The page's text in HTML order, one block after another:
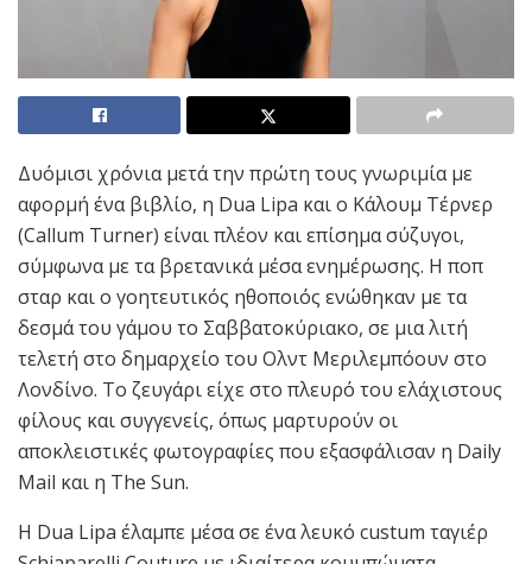
Δυόμισι χρόνια μετά την πρώτη τους γνωριμία με
αφορμή ένα βιβλίο, η Dua Lipa και ο Κάλουμ Τέρνερ
(Callum Turner) είναι πλέον και επίσημα σύζυγοι,
σύμφωνα με τα βρετανικά μέσα ενημέρωσης. Η ποπ
σταρ και ο γοητευτικός ηθοποιός ενώθηκαν με τα
δεσμά του γάμου το Σαββατοκύριακο, σε μια λιτή
τελετή στο δημαρχείο του Ολντ Μεριλεμπόουν στο
Λονδίνο. Το ζευγάρι είχε στο πλευρό του ελάχιστους
φίλους και συγγενείς, όπως μαρτυρούν οι
αποκλειστικές φωτογραφίες που εξασφάλισαν η Daily
Mail και η The Sun.
Η Dua Lipa έλαμπε μέσα σε ένα λευκό custum ταγιέρ